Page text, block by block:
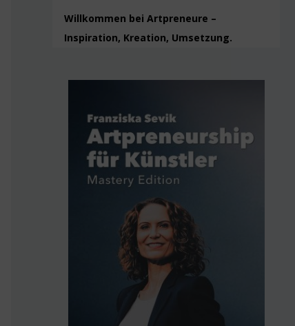
Willkommen bei Artpreneure –
Inspiration, Kreation, Umsetzung.